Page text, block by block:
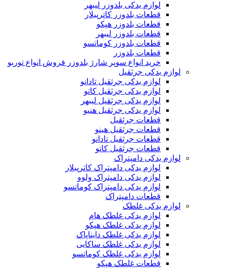
لوازم یدکی بلدوزر لیبهر
قطعات بلدوزر کاترپیلار
قطعات بلدوزر هپکو
قطعات بلدوزر لیبهر
قطعات بلدوزر کوماتسو
قطعات بلدوزر
خرید انواع سوپر شارژ بلدوزر فروش انواع توربو
لوازم یدکی جرثقیل
لوازم یدکی جرثقیل تادانو
لوازم یدکی جرثقیل کاتو
لوازم یدکی جرثقیل لیبهر
لوازم یدکی جرثقیل هنیو
قطعات جرثقیل
قطعات جرثقیل هینو
قطعات جرثقیل تادانو
قطعات جرثقیل کاتو
لوازم یدکی دامپتراک
لوازم یدکی دامپتراک کاترپیلار
لوازم یدکی دامپتراک ولوو
لوازم یدکی دامپتراک کوماتسو
قطعات دامپتراک
لوازم یدکی غلطک
لوازم یدکی غلطک هام
لوازم یدکی غلطک هپکو
لوازم یدکی غلطک دایناپاک
لوازم یدکی غلطک ساکایی
لوازم یدکی غلطک کوماتسو
قطعات غلطک هپکو